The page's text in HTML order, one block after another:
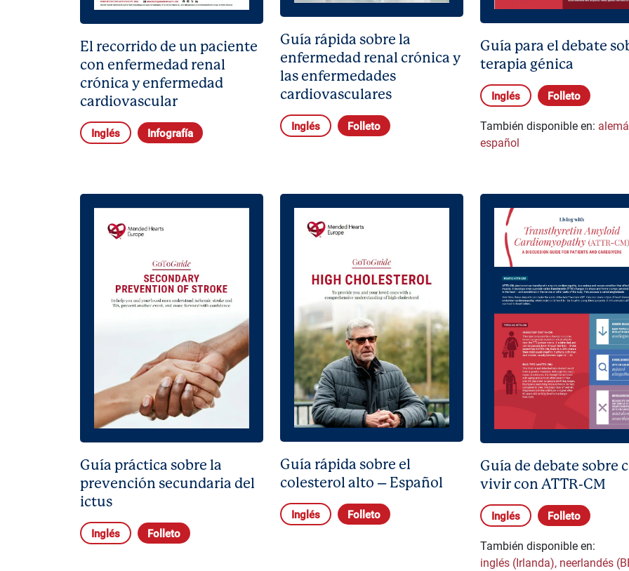
El recorrido de un paciente
con enfermedad renal
crónica y enfermedad
cardiovascular
Inglés Infografía
Guía rápida sobre la
enfermedad renal crónica y
las enfermedades
cardiovasculares
Inglés Folleto
Guía para el debate
terapia génica
Inglés Folleto
También disponible en:
español
Guía práctica sobre la
prevención secundaria del
ictus
Inglés Folleto
Guía rápida sobre el
colesterol alto – Español
Inglés Folleto
Guía de debate sobre
vivir con ATTR-CM
Inglés Folleto
También disponible en:
inglés (Irlanda), neerlandés